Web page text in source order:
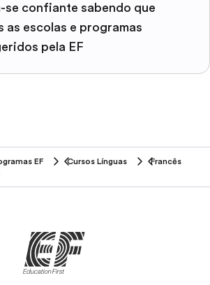
se confiante sabendo que
as escolas e programas
pela EF
EF Cursos Línguas
Francês